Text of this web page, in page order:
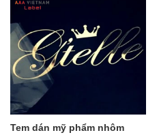
Tem dán mỹ phẩm nhôm